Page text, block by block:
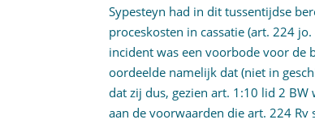
Sypesteyn had in dit tussentijdse
proceskosten in cassatie (art. 224 jo.
incident was een voorbode voor de
oordeelde namelijk dat (niet in
dat zij dus, gezien art. 1:10 lid 2
aan de voorwaarden die art. 224